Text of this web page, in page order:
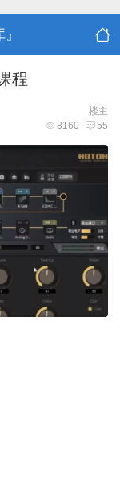
程
楼主
8160 55